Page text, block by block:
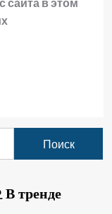
сайта в этом
В тренде